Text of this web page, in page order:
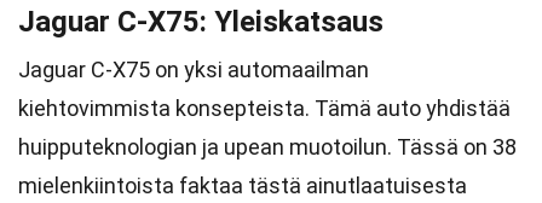
Jaguar C-X75: Yleiskatsaus
Jaguar C-X75 on yksi automaailman
kiehtovimmista konsepteista. Tämä auto yhdistää
huipputeknologian ja upean muotoilun. Tässä on 38
mielenkiintoista faktaa tästä ainutlaatuisesta